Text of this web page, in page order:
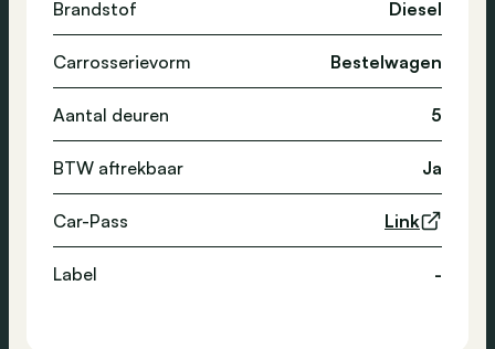
Brandstof Diesel
Carrosserievorm Bestelwagen
Aantal deuren 5
BTW aftrekbaar Ja
Car-Pass Link
Label -